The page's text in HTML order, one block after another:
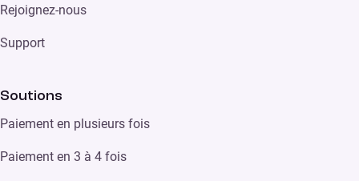
Rejoignez-nous
Support
Soutions
Paiement en plusieurs fois
Paiement en 3 à 4 fois